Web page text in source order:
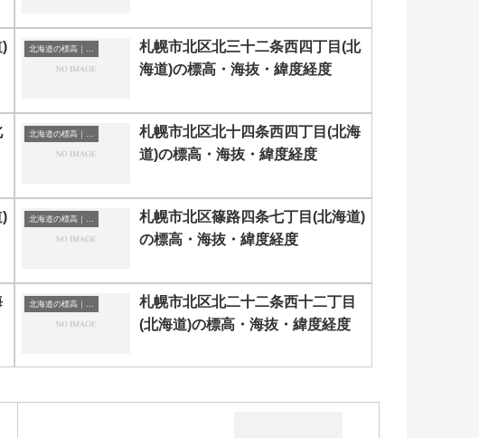
)
札幌市北区北三十二条西四丁目(北
海道)の標高・海抜・緯度経度
札幌市北区北十四条西四丁目(北海
道)の標高・海抜・緯度経度
)
札幌市北区篠路四条七丁目(北海道)
の標高・海抜・緯度経度
札幌市北区北二十二条西十二丁目
(北海道)の標高・海抜・緯度経度